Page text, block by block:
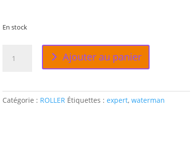
En stock
ROLLER
Ajouter au panier
Catégorie : ROLLER Étiquettes :expert,waterman